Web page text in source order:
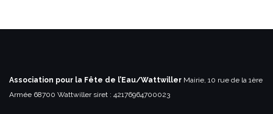
Association pour la Fête de l’Eau/Wattwiller Mairie, 10 rue de la 1ère
Armée 68700 Wattwillersiret : 42176964700023